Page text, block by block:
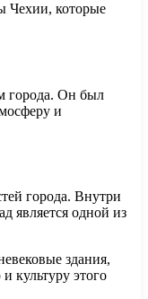
Чехии, которые
города. Он был
и
города. Внутри
является одной из
здания,
культуру этого